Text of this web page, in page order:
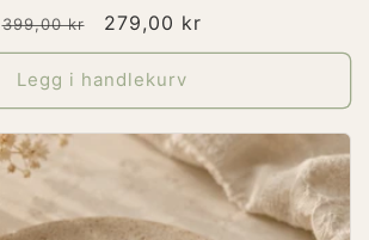
omtaler
Vanlig
pris
399,00 kr Salgspris
279,00 kr
Legg i handlekurv